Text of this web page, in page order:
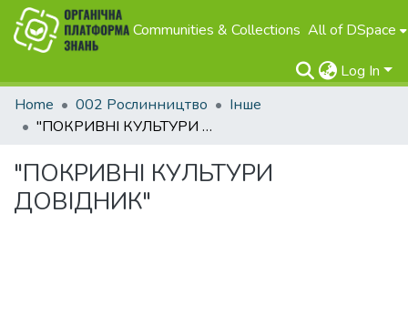
Communities & Collections All of DSpace
Log In
Home
002 Рослинництво
Інше
"ПОКРИВНІ КУЛЬТУРИ ДОВІДНИК"
"ПОКРИВНІ КУЛЬТУРИ
ДОВІДНИК"